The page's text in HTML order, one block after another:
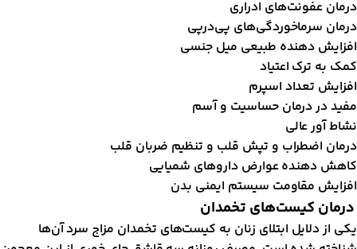
عفونت‌های ادراری
سرما‌خوردگی‌های پی‌در‌پی
دهنده طبیعی میل جنسی
به ترک اعتیاد
تعداد اسپرم
در درمان حساسیت و آسم
آور عالی
اضطراب و تپش قلب و تنظیم ضربان قلب
دهنده عوارض داروهای شمیایی
مقاومت سیستم ایمنی بدن
کیست‌های تخمدان
از دلایل ابتلای زنان به کیست‌های تخمدان مزاج سرد آن‌ها